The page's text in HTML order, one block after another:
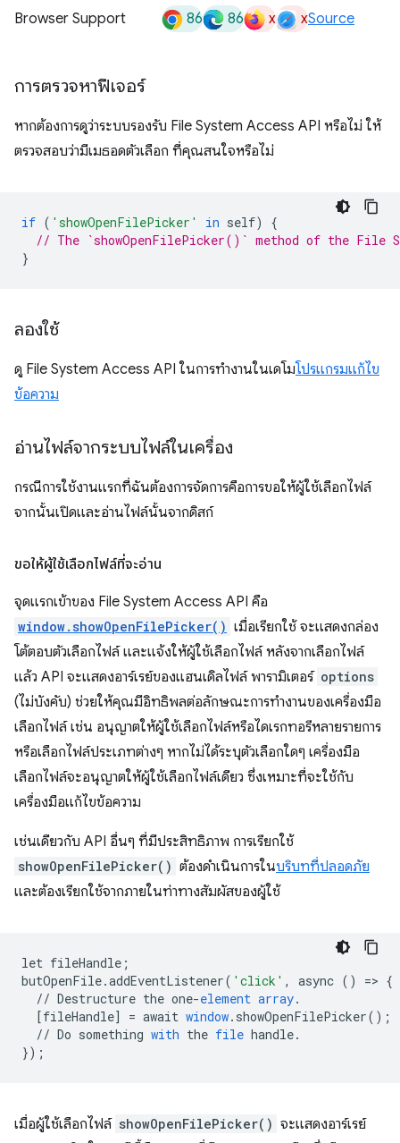
Browser Support 86 86 x xSource
การตรวจหาฟีเจอร์
หากต้องการดูว่าระบบรองรับ File System Access API หรือไม่ ให้
ตรวจสอบว่ามีเมธอดตัวเลือก ที่คุณสนใจหรือไม่
if ( 'showOpenFilePicker' in self)
{
// The `showOpenFilePicker()` method of the File
}
ลองใช้
ดู File System Access API ในการทำงานในเดโมโปรแกรมแก้ไข
ข้อความ
อ่านไฟล์จากระบบไฟล์ในเครื่อง
กรณีการใช้งานแรกที่ฉันต้องการจัดการคือการขอให้ผู้ใช้เลือกไฟล์
จากนั้นเปิดและอ่านไฟล์นั้นจากดิสก์
ขอให้ผู้ใช้เลือกไฟล์ที่จะอ่าน
จุดแรกเข้าของ File System Access API คือ
window.showOpenFilePicker() เมื่อเรียกใช้ จะแสดงกล่อง
โต้ตอบตัวเลือกไฟล์ และแจ้งให้ผู้ใช้เลือกไฟล์ หลังจากเลือกไฟล์
แล้ว API จะแสดงอาร์เรย์ของแฮนเดิลไฟล์ พารามิเตอร์ options
(ไม่บังคับ) ช่วยให้คุณมีอิทธิพลต่อลักษณะการทำงานของเครื่องมือ
เลือกไฟล์ เช่น อนุญาตให้ผู้ใช้เลือกไฟล์หรือไดเรกทอรีหลายรายการ
หรือเลือกไฟล์ประเภทต่างๆ หากไม่ได้ระบุตัวเลือกใดๆ เครื่องมือ
เลือกไฟล์จะอนุญาตให้ผู้ใช้เลือกไฟล์เดียว ซึ่งเหมาะที่จะใช้กับ
เครื่องมือแก้ไขข้อความ
เช่นเดียวกับ API อื่นๆ ที่มีประสิทธิภาพ การเรียกใช้
showOpenFilePicker() ต้องดำเนินการในบริบทที่ปลอดภัย
และต้องเรียกใช้จากภายในท่าทางสัมผัสของผู้ใช้
let fileHandle ;
butOpenFile.addEventListener( 'click' , async () => {
// Destructure the one-element array.
[fileHandle] = await window. showOpenFilePicker();
// Do something with the file handle.
});
เมื่อผู้ใช้เลือกไฟล์ showOpenFilePicker() จะแสดงอาร์เรย์